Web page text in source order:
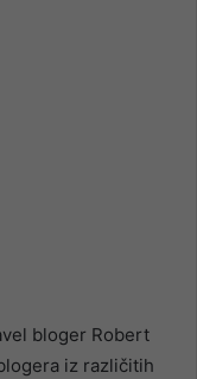
bloger Robert
iz različitih